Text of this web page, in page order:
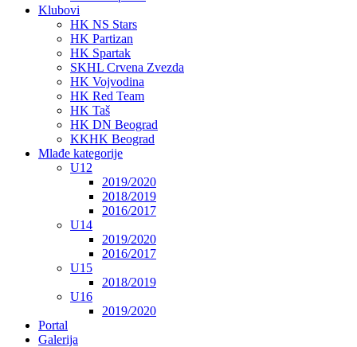
Klubovi
HK NS Stars
HK Partizan
HK Spartak
SKHL Crvena Zvezda
HK Vojvodina
HK Red Team
HK Taš
HK DN Beograd
KKHK Beograd
Mlađe kategorije
U12
2019/2020
2018/2019
2016/2017
U14
2019/2020
2016/2017
U15
2018/2019
U16
2019/2020
Portal
Galerija